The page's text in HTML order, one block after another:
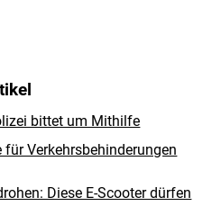
bittet um Mithilfe
für Verkehrsbehinderungen
Diese E-Scooter dürfen